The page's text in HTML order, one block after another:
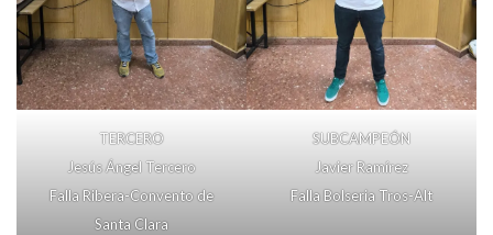
TERCERO
Jesús Ángel Tercero
Falla Ribera-Convento de
Santa Clara
SUBCAMPEÓN
Javier Ramírez
Falla Bolseria Tros-Alt